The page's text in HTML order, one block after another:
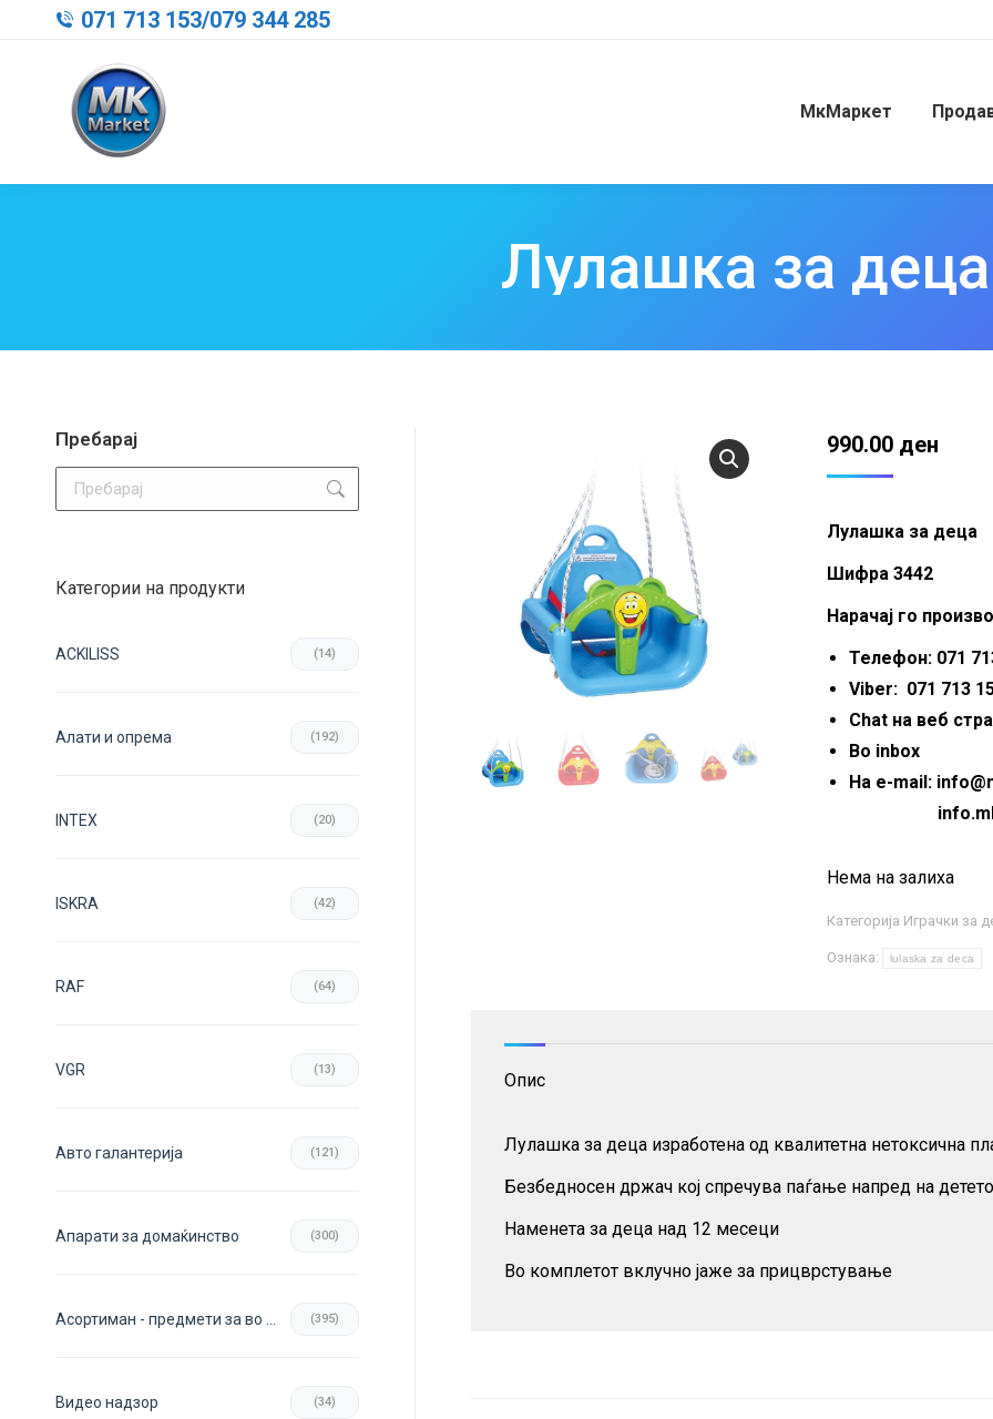
071 713 153/079 344 285
МкМаркет
Лулашка за деца
990.00 ден
Лулашка за деца
Шифра 3442
Нарачај го
Телефон: 071
Viber: 071 713
Chat на веб
Во inbox
На e-mail:
Нема на залиха
Категорија Играчки за
Ознака: lulaska za deca
Опис
Лулашка за деца изработена од квалитетна нетоксична
Безбедносен држач кој спречува паѓање напред на детето
Наменета за деца над 12 месеци
Во комплетот вклучно јаже за прицврстување
Пребарај
Категории на продукти
ACKILISS (14)
Aлати и опрема (192)
INTEX (20)
ISKRA (42)
RAF (64)
VGR (13)
Авто галантерија (121)
Апарати за домаќинство (300)
(395)
Видео надзор (34)